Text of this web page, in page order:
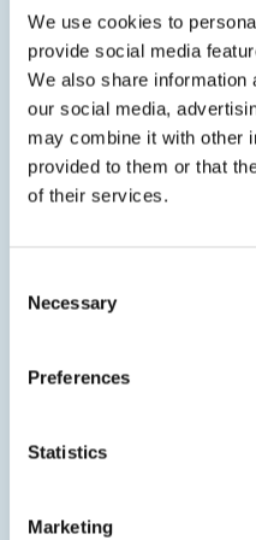
We use cookies to
provide social media
We also share information
our social media,
may combine it with other
provided to them or that
of their services.
Selection
Necessary
Preferences
Statistics
Marketing
Liveblog
julio 30, 2026
Luxemburgo
The Polish tax authority
by KSeF…